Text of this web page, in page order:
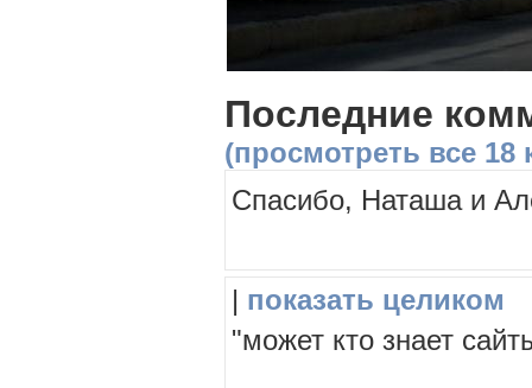
Последние
(просмотреть все 18
Спасибо, Наташа и
| показать целиком
"может кто знает